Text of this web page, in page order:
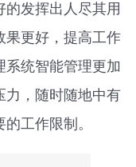
发挥出人尽其用
果更好，提高工作
统智能管理更加
力，随时随地中有
工作限制。